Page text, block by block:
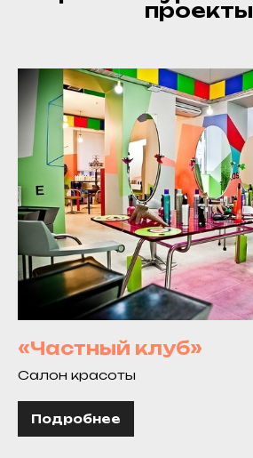
проекты
«Частный клуб»
Салон красоты
Подробнее